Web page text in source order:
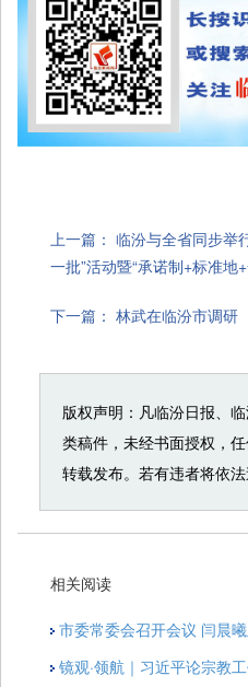
上一篇： 临汾与全省同步举
一批”活动暨“承诺制+标准地
下一篇： 林武在临汾市调研
版权声明：凡临汾日报、
类稿件，未经书面授权，
转载发布。若有违者将依法
相关阅读
市委常委会召开会议 闫晨
镜观·领航｜习近平论宗教